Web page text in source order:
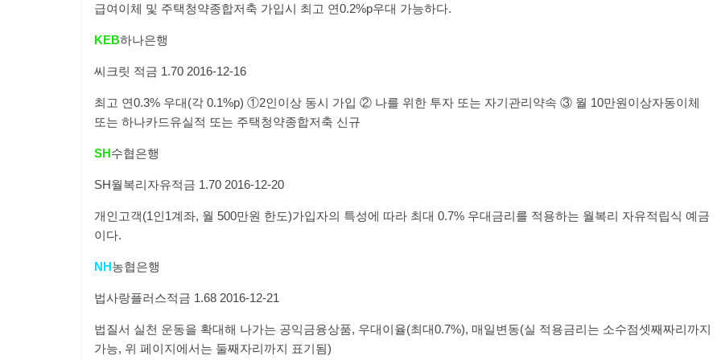
급여이체 및 주택청약종합저축 가입시 최고 연0.2%p우대 가능하다.
KEB하나은행
씨크릿 적금 1.70 2016-12-16
최고 연0.3% 우대(각 0.1%p) ①2인이상 동시 가입 ② 나를 위한 투자 또는 자기관리약속 ③ 월 10만원이상자동이체
또는 하나카드유실적 또는 주택청약종합저축 신규
SH수협은행
SH월복리자유적금 1.70 2016-12-20
개인고객(1인1계좌, 월 500만원 한도)가입자의 특성에 따라 최대 0.7% 우대금리를 적용하는 월복리 자유적립식 예금
이다.
NH농협은행
법사랑플러스적금 1.68 2016-12-21
법질서 실천 운동을 확대해 나가는 공익금융상품, 우대이율(최대0.7%), 매일변동(실 적용금리는 소수점셋째짜리까지
가능, 위 페이지에서는 둘째자리까지 표기됨)